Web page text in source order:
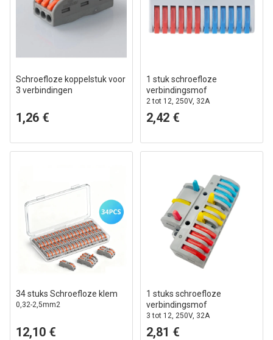
Schroefloze koppelstuk voor
3 verbindingen
1,26 €
1 stuk schroefloze
verbindingsmof
2 tot 12, 250V, 32A
2,42 €
34 stuks Schroefloze klem
0,32-2,5mm2
12,10 €
1 stuks schroefloze
verbindingsmof
3 tot 12, 250V, 32A
2,81 €